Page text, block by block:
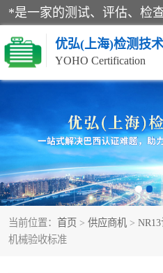
优弘(上海)检测技
YOHO Certification
当前位置： 首页 > 供应商机 >
机械验收标准
RECYCLASS认证
NR12认证
ART认证
巴西认证